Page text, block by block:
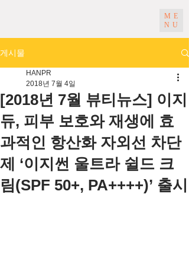
ME
NU
게시물
[2018년 7월 뷰티뉴스] 이지
듀, 피부 보호와 재생에 효
과적인 항산화 자외선 차단
제 ‘이지썬 울트라 쉴드 크
림(SPF 50+, PA++++)’ 출시
HANPR
2018년 7월 4일